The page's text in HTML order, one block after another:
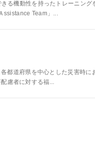
る機動性を持ったトレーニング
ssistance Team」...
都道府県を中心とした災害時に
慮者に対する福...